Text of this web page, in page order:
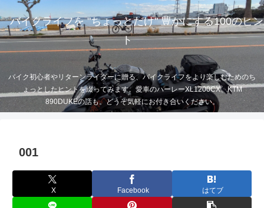
バイクライフを "ちょっとだけ" 豊かにする100のヒン
ト
バイク初心者やリターンライダーに贈る、バイクライフをより楽しむためのち
ょっとしたヒントを綴ってみます。愛車のハーレーXL1200CX、KTM
890DUKEの話も。どうぞ気軽にお付き合いください。
001
X Facebook はてブ